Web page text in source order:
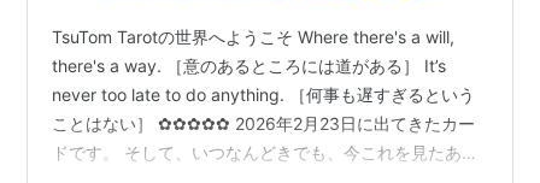
TsuTom Tarotの世界へようこそ Where there's a will,
there's a way. ［意のあるところには道がある］ It’s
never too late to do anything. ［何事も遅すぎるという
ことはない］ ✿✿✿✿✿ 2026年2月23日に出てきたカー
ドです。 そして、いつなんどきでも、今これを見たあな